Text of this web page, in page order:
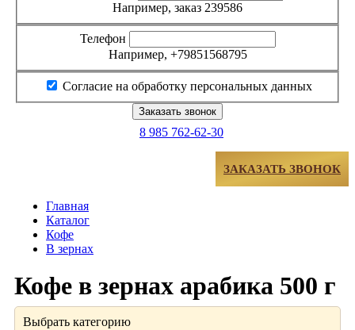
Например, заказ 239586
Телефон
Например, +79851568795
Согласие на обработку персональных данных
8 985 762-62-30
ЗАКАЗАТЬ ЗВОНОК
Главная
Каталог
Кофе
В зернах
Кофе в зернах арабика 500 г
Выбрать категорию